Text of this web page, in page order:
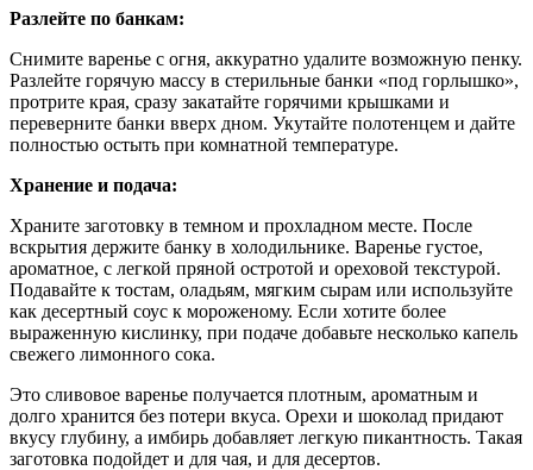
Разлейте по банкам:
Снимите варенье с огня, аккуратно удалите возможную пенку.
Разлейте горячую массу в стерильные банки «под горлышко»,
протрите края, сразу закатайте горячими крышками и
переверните банки вверх дном. Укутайте полотенцем и дайте
полностью остыть при комнатной температуре.
Хранение и подача:
Храните заготовку в темном и прохладном месте. После
вскрытия держите банку в холодильнике. Варенье густое,
ароматное, с легкой пряной остротой и ореховой текстурой.
Подавайте к тостам, оладьям, мягким сырам или используйте
как десертный соус к мороженому. Если хотите более
выраженную кислинку, при подаче добавьте несколько капель
свежего лимонного сока.
Это сливовое варенье получается плотным, ароматным и
долго хранится без потери вкуса. Орехи и шоколад придают
вкусу глубину, а имбирь добавляет легкую пикантность. Такая
заготовка подойдет и для чая, и для десертов.